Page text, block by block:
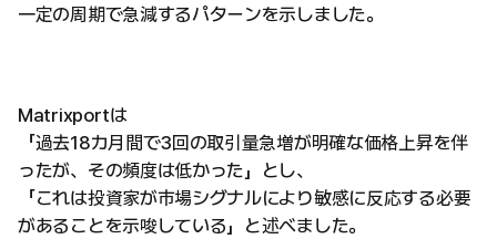
一定の周期で急減するパターンを示しました。
Matrixportは
「過去18カ月間で3回の取引量急増が明確な価格上昇を伴
ったが、その頻度は低かった」とし、
「これは投資家が市場シグナルにより敏感に反応する必要
があることを示唆している」と述べました。